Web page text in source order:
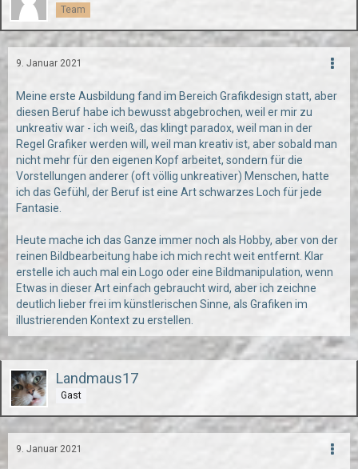
Team
9. Januar 2021
Meine erste Ausbildung fand im Bereich Grafikdesign statt, aber
diesen Beruf habe ich bewusst abgebrochen, weil er mir zu
unkreativ war - ich weiß, das klingt paradox, weil man in der
Regel Grafiker werden will, weil man kreativ ist, aber sobald man
nicht mehr für den eigenen Kopf arbeitet, sondern für die
Vorstellungen anderer (oft völlig unkreativer) Menschen, hatte
ich das Gefühl, der Beruf ist eine Art schwarzes Loch für jede
Fantasie.
Heute mache ich das Ganze immer noch als Hobby, aber von der
reinen Bildbearbeitung habe ich mich recht weit entfernt. Klar
erstelle ich auch mal ein Logo oder eine Bildmanipulation, wenn
Etwas in dieser Art einfach gebraucht wird, aber ich zeichne
deutlich lieber frei im künstlerischen Sinne, als Grafiken im
illustrierenden Kontext zu erstellen.
Landmaus17
Gast
9. Januar 2021